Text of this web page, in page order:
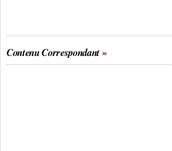
Contenu Correspondant